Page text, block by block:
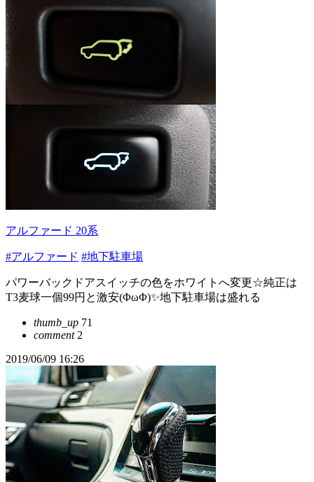
アルファード 20系
#アルファード #地下駐車場
パワーバックドアスイッチの色をホワイトへ変更☆純正は
T3麦球一個99円と激安(ΦωΦ)✨地下駐車場は盛れる
thumb_up 71
comment2
2019/06/09 16:26